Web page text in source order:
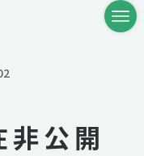
非公開